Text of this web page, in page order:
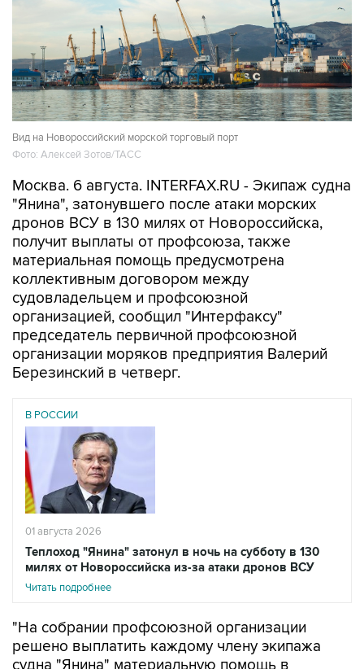
Вид на Новороссийский морской торговый порт
Фото: Алексей Зотов/ТАСС
Москва. 6 августа. INTERFAX.RU - Экипаж судна
"Янина", затонувшего после атаки морских
дронов ВСУ в 130 милях от Новороссийска,
получит выплаты от профсоюза, также
материальная помощь предусмотрена
коллективным договором между
судовладельцем и профсоюзной
организацией, сообщил "Интерфаксу"
председатель первичной профсоюзной
организации моряков предприятия Валерий
Березинский в четверг.
В РОССИИ
01 августа 2026
Теплоход "Янина" затонул в ночь на субботу в 130
милях от Новороссийска из-за атаки дронов ВСУ
Читать подробнее
"На собрании профсоюзной организации
решено выплатить каждому члену экипажа